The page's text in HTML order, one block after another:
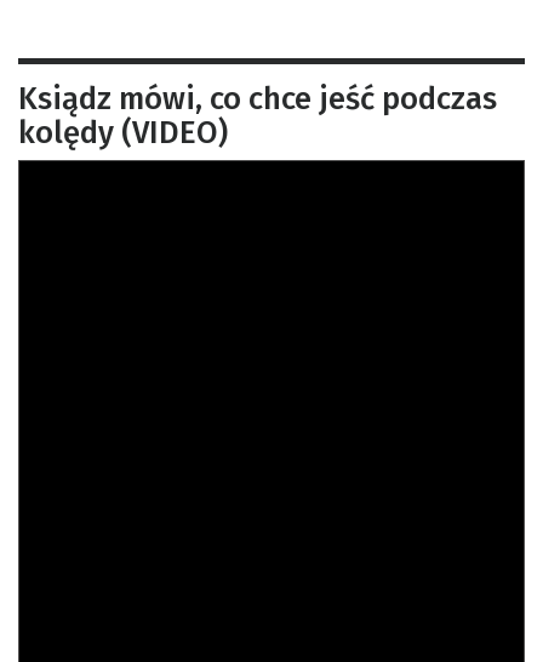
Ksiądz mówi, co chce jeść podczas
kolędy (VIDEO)